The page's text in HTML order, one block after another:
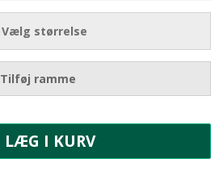
Vælg størrelse
Tilføj ramme
LÆG I KURV